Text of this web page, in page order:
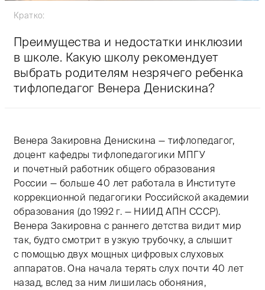
Кратко:
Преимущества и недостатки инклюзии
в школе. Какую школу рекомендует
выбрать родителям незрячего ребенка
тифлопедагог Венера Денискина?
Венера Закировна Денискина — тифлопедагог,
доцент кафедры тифлопедагогики МПГУ
и почетный работник общего образования
России — больше 40 лет работала в Институте
коррекционной педагогики Российской академии
образования (до 1992 г. — НИИД АПН СССР).
Венера Закировна с раннего детства видит мир
так, будто смотрит в узкую трубочку, а слышит
с помощью двух мощных цифровых слуховых
аппаратов. Она начала терять слух почти 40 лет
назад, вслед за ним лишилась обоняния,